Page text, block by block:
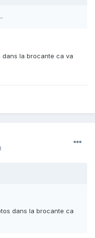
la brocante ca va
dans la brocante ca